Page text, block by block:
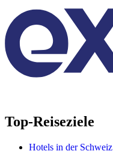
Top-Reiseziele
Hotels in der Schweiz